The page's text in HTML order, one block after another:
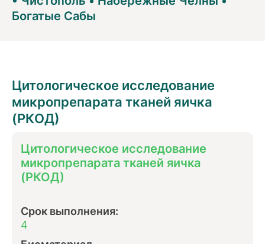
Богатые Сабы
Цитологическое исследование
микропрепарата тканей яичка
(РКОД)
Цитологическое исследование
микропрепарата тканей яичка
(РКОД)
Срок выполнения:
4